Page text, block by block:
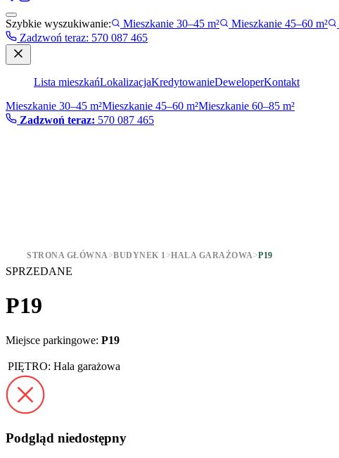
Szybkie wyszukiwanie: Mieszkanie 30–45 m² Mieszkanie 45–60 m²
Zadzwoń teraz: 570 087 465
Lista mieszkańLokalizacjaKredytowanieDeweloperKontakt
Mieszkanie 30–45 m²Mieszkanie 45–60 m²Mieszkanie 60–85 m²
Zadzwoń teraz: 570 087 465
STRONA GŁÓWNA>BUDYNEK 1 >HALA GARAŻOWA>P19
SPRZEDANE
P19
Miejsce parkingowe: P19
PIĘTRO: Hala garażowa
Podgląd niedostępny